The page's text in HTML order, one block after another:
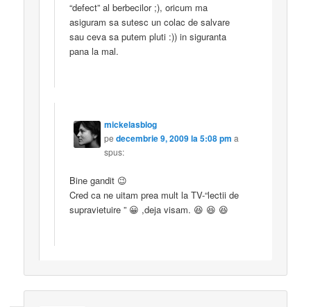
“defect” al berbecilor ;), oricum ma
asiguram sa sutesc un colac de salvare
sau ceva sa putem pluti :)) in siguranta
pana la mal.
mickelasblog
pedecembrie 9, 2009 la 5:08 pm a
spus:
Bine gandit 😉
Cred ca ne uitam prea mult la TV-“lectii de
supravietuire ” 😀 ,deja visam. 😆 😆 😆